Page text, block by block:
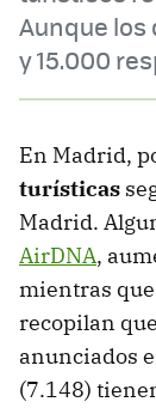
Aunque los
y 15.000
En Madrid,
turísticas
Madrid.
AirDNA,
mientras
recopilan
anunciados
(7.148)